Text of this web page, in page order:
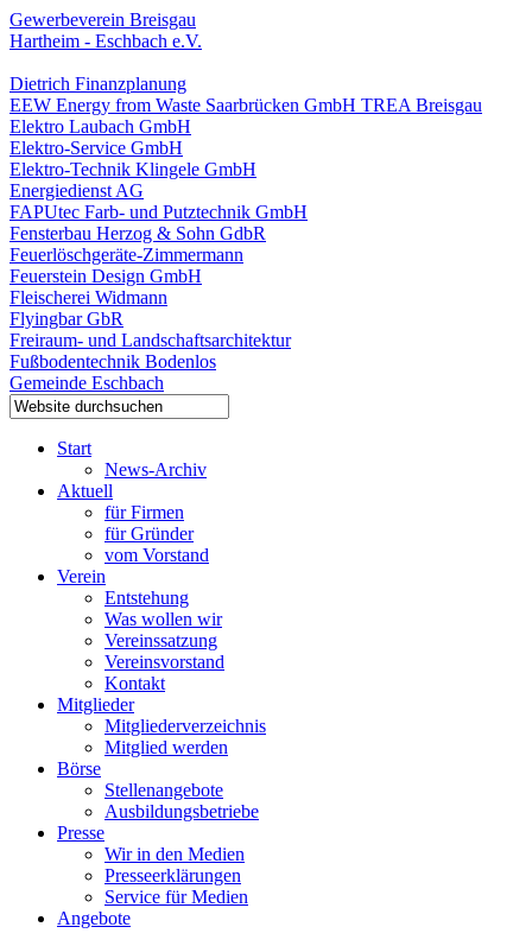
Gewerbeverein Breisgau
Hartheim - Eschbach e.V.
Dietrich Finanzplanung
EEW Energy from Waste Saarbrücken GmbH TREA Breisgau
Elektro Laubach GmbH
Elektro-Service GmbH
Elektro-Technik Klingele GmbH
Energiedienst AG
FAPUtec Farb- und Putztechnik GmbH
Fensterbau Herzog & Sohn GdbR
Feuerlöschgeräte-Zimmermann
Feuerstein Design GmbH
Fleischerei Widmann
Flyingbar GbR
Freiraum- und Landschaftsarchitektur
Fußbodentechnik Bodenlos
Gemeinde Eschbach
Start
News-Archiv
Aktuell
für Firmen
für Gründer
vom Vorstand
Verein
Entstehung
Was wollen wir
Vereinssatzung
Vereinsvorstand
Kontakt
Mitglieder
Mitgliederverzeichnis
Mitglied werden
Börse
Stellenangebote
Ausbildungsbetriebe
Presse
Wir in den Medien
Presseerklärungen
Service für Medien
Angebote